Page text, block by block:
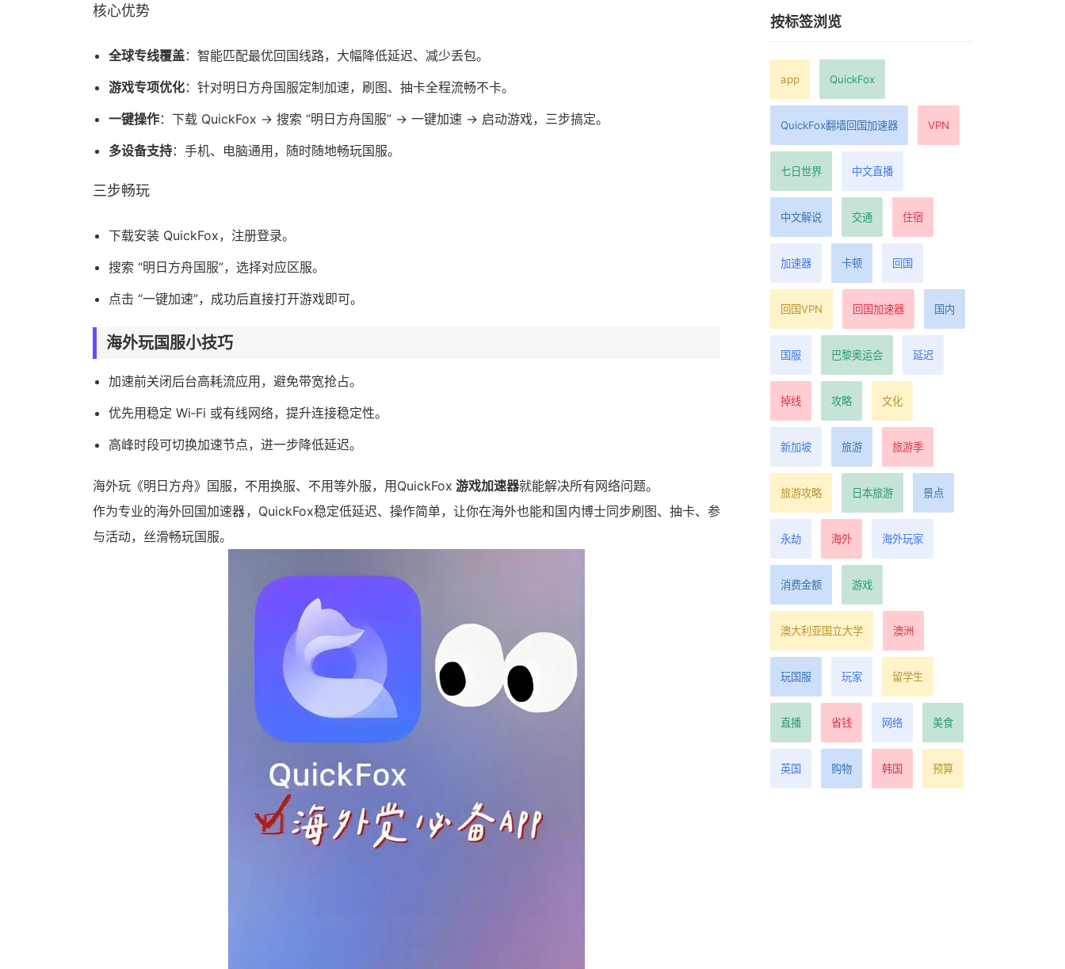
核心优势
全球专线覆盖：智能匹配最优回国线路，大幅降低延迟、减少丢包。
游戏专项优化：针对明日方舟国服定制加速，刷图、抽卡全程流畅不卡。
一键操作：下载 QuickFox → 搜索 “明日方舟国服” → 一键加速 → 启动游戏，三步搞定。
多设备支持：手机、电脑通用，随时随地畅玩国服。
三步畅玩
下载安装 QuickFox，注册登录。
搜索 “明日方舟国服”，选择对应区服。
点击 “一键加速”，成功后直接打开游戏即可。
海外玩国服小技巧
加速前关闭后台高耗流应用，避免带宽抢占。
优先用稳定 Wi‑Fi 或有线网络，提升连接稳定性。
高峰时段可切换加速节点，进一步降低延迟。
海外玩《明日方舟》国服，不用换服、不用等外服，用QuickFox 游戏加速器就能解决所有网络问题。
作为专业的海外回国加速器，QuickFox稳定低延迟、操作简单，让你在海外也能和国内博士同步刷图、抽卡、参
与活动，丝滑畅玩国服。
按标签浏览
app QuickFox
QuickFox翻墙回国加速器 VPN
七日世界 中文直播
中文解说 交通 住宿
加速器 卡顿 回国
回国VPN 回国加速器 国内
国服 巴黎奥运会 延迟
掉线 攻略 文化
新加坡 旅游 旅游季
旅游攻略 日本旅游 景点
永劫 海外 海外玩家
消费金额 游戏
澳大利亚国立大学 澳洲
玩国服 玩家 留学生
直播 省钱 网络 美食
英国 购物 韩国 预算